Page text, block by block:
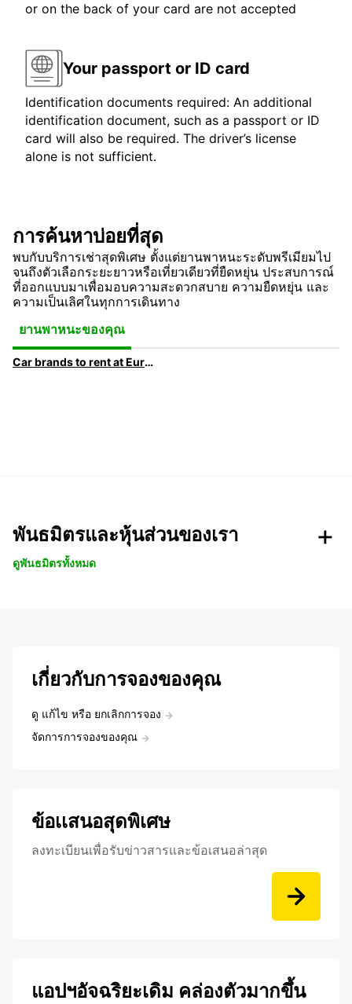
or on the back of your card are not accepted
Your passport or ID card
Identification documents required: An additional
identification document, such as a passport or ID
card will also be required. The driver’s license
alone is not sufficient.
การค้นหาบ่อยที่สุด
พบกับบริการเช่าสุดพิเศษ ตั้งแต่ยานพาหนะระดับพรีเมียมไป
จนถึงตัวเลือกระยะยาวหรือเที่ยวเดียวที่ยืดหยุ่น ประสบการณ์
ที่ออกแบบมาเพื่อมอบความสะดวกสบาย ความยืดหยุ่น และ
ความเป็นเลิศในทุกการเดินทาง
ยานพาหนะของคุณ
Car brands to rent at Europcar
พันธมิตรและหุ้นส่วนของเรา
ดูพันธมิตรทั้งหมด
เกี่ยวกับการจองของคุณ
ดู แก้ไข หรือ ยกเลิกการจอง
จัดการการจองของคุณ
ข้อเเสนอสุดพิเศษ
ลงทะเบียนเพื่อรับข่าวสารและข้อเสนอล่าสุด
แอปฯอัจฉริยะเดิม คล่องตัวมากขึ้น